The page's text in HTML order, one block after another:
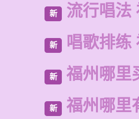
新 流行唱法
新 唱歌排练
新 福州哪里
新 福州哪里